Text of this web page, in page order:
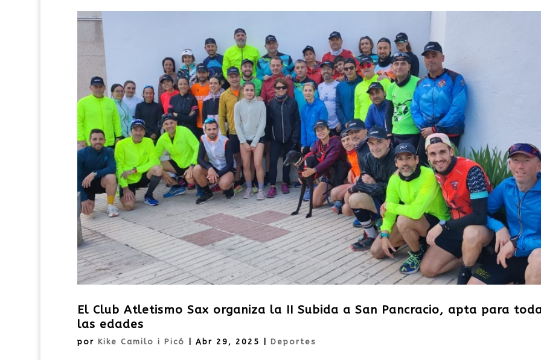
El Club Atletismo Sax organiza la II Subida a San Pancracio, apta para
las edades
por Kike Camilo i Picó Abr 29, 2025 Deportes